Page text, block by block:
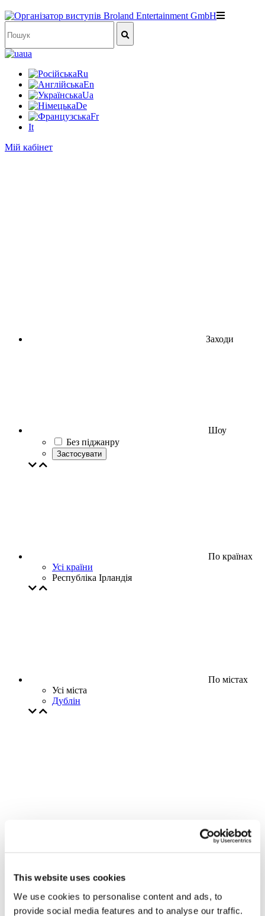
This website uses cookies
We use cookies to personalise content and ads, to
provide social media features and to analyse our traffic.
ua
Ru
En
Ua
De
Fr
It
Мій кабінет
Заходи
Шоу
Без піджанру
Застосувати
По країнах
Усі країни
Республіка Ірландія
По містах
Усі міста
Дублін